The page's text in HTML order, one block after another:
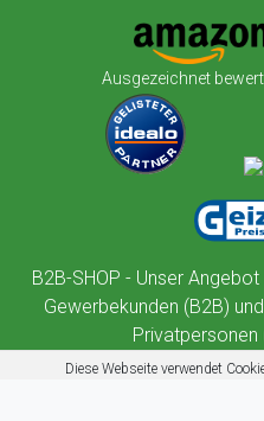
Ausgezeichnet
B2B-SHOP - Unser
Gewerbekunden (B2B)
Privatpersonen
Diese Webseite verwendet